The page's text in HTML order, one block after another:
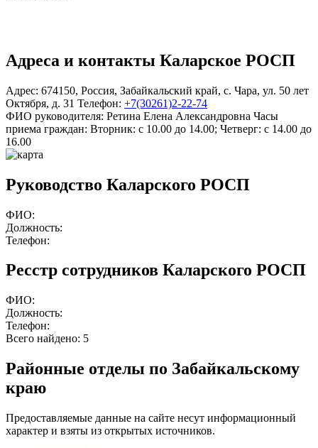
Адреса и контакты Каларское РОСП
Адрес: 674150, Россия, Забайкальский край, с. Чара, ул. 50 лет
Октября, д. 31 Телефон: +7(30261)2-22-74
ФИО руководителя: Ретина Елена Александровна Часы
приема граждан: Вторник: с 10.00 до 14.00; Четверг: с 14.00 до
16.00
Руководство Каларского РОСП
ФИО:
Должность:
Телефон:
Ресстр сотрудников Каларского РОСП
ФИО:
Должность:
Телефон:
Всего найдено: 5
Районные отделы по Забайкальскому
краю
Предоставляемые данные на сайте несут информационный
характер и взяты из открытых источников.